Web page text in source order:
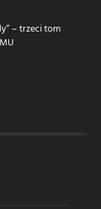
– trzeci tom